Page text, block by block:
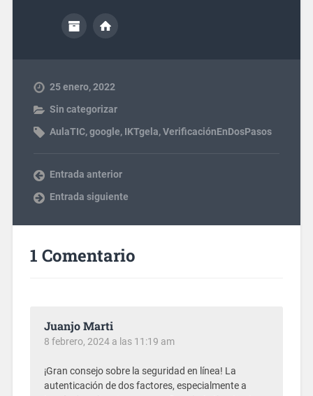
25 enero, 2022
Sin categorizar
AulaTIC,google, IKTgela,VerificaciónEnDosPasos
Entrada anterior
Entrada siguiente
1 Comentario
Juanjo Marti
8 febrero, 2024 a las 11:19 am
¡Gran consejo sobre la seguridad en línea! La
autenticación de dos factores, especialmente a